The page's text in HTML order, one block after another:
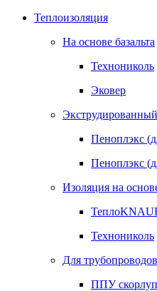
Теплоизоляция
На основе базальта
Технониколь
Эковер
Пеноплэкс
Пеноплэкс
Изоляция на
ТеплоKNAUF
Технониколь
Для трубопроводов
ППУ